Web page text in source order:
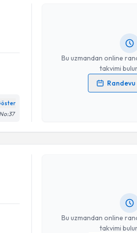
Bu uzmandan online
takvimi
Dt. Fatma Çelik
Kişisel verilerimin
Takvim
Bu uzmandan online
takvimi
Randevu Takvimi Talebi